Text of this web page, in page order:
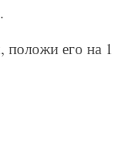
его на 1